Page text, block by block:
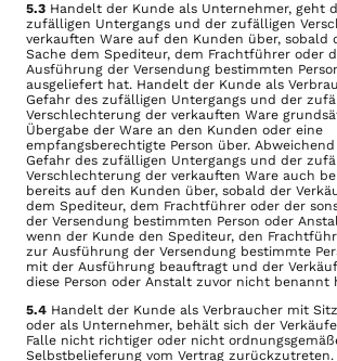
5.3 Handelt der Kunde als Unternehmer, geht
zufälligen Untergangs und der zufälligen
verkauften Ware auf den Kunden über, sobald
Sache dem Spediteur, dem Frachtführer oder
Ausführung der Versendung bestimmten
ausgeliefert hat. Handelt der Kunde als
Gefahr des zufälligen Untergangs und der
Verschlechterung der verkauften Ware
Übergabe der Ware an den Kunden oder eine
empfangsberechtigte Person über.
Gefahr des zufälligen Untergangs und der
Verschlechterung der verkauften Ware auch
bereits auf den Kunden über, sobald der
dem Spediteur, dem Frachtführer oder der
der Versendung bestimmten Person oder
wenn der Kunde den Spediteur, den
zur Ausführung der Versendung bestimmte
mit der Ausführung beauftragt und der
diese Person oder Anstalt zuvor nicht benannt
5.4 Handelt der Kunde als Verbraucher mit
oder als Unternehmer, behält sich der
Falle nicht richtiger oder nicht
Selbstbelieferung vom Vertrag zurückzutreten.